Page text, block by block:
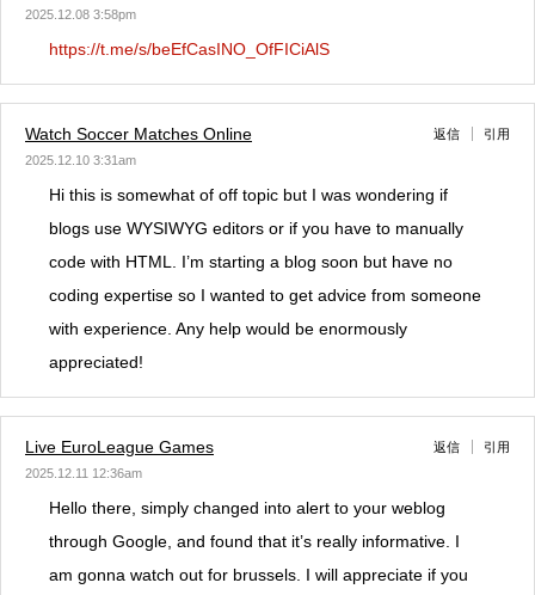
2025.12.08 3:58pm
https://t.me/s/beEfCasINO_OfFICiAlS
Watch Soccer Matches Online
2025.12.10 3:31am
返信 引用
Hi this is somewhat of off topic but I was wondering if
blogs use WYSIWYG editors or if you have to manually
code with HTML. I’m starting a blog soon but have no
coding expertise so I wanted to get advice from someone
with experience. Any help would be enormously
appreciated!
Live EuroLeague Games
2025.12.11 12:36am
返信 引用
Hello there, simply changed into alert to your weblog
through Google, and found that it’s really informative. I
am gonna watch out for brussels. I will appreciate if you